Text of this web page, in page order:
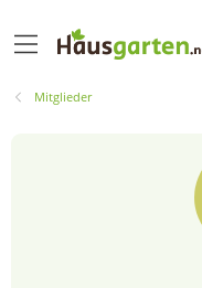
Mitglieder